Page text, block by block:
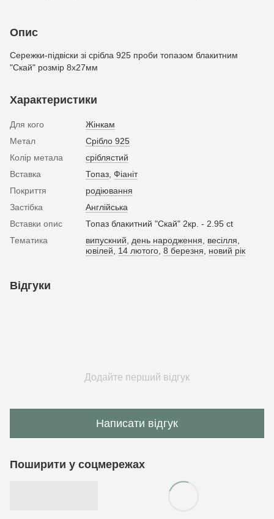
Опис
Сережки-підвіски зі срібла 925 проби топазом блакитним
"Скай" розмір 8х27мм
Характеристики
Для кого
Жінкам
Метал
Срібло 925
Колір метала
сріблястий
Вставка
Топаз Фіаніт
Покриття
родіювання
Застібка
Англійська
Вставки опис
Топаз блакитний "Скай" 2кр. - 2.95 ct
Тематика
випускний день народження весілля
ювілей
14 лютого 8 березня новий рік
Відгуки
Додайте перший відгук
Написати відгук
Поширити у соцмережах